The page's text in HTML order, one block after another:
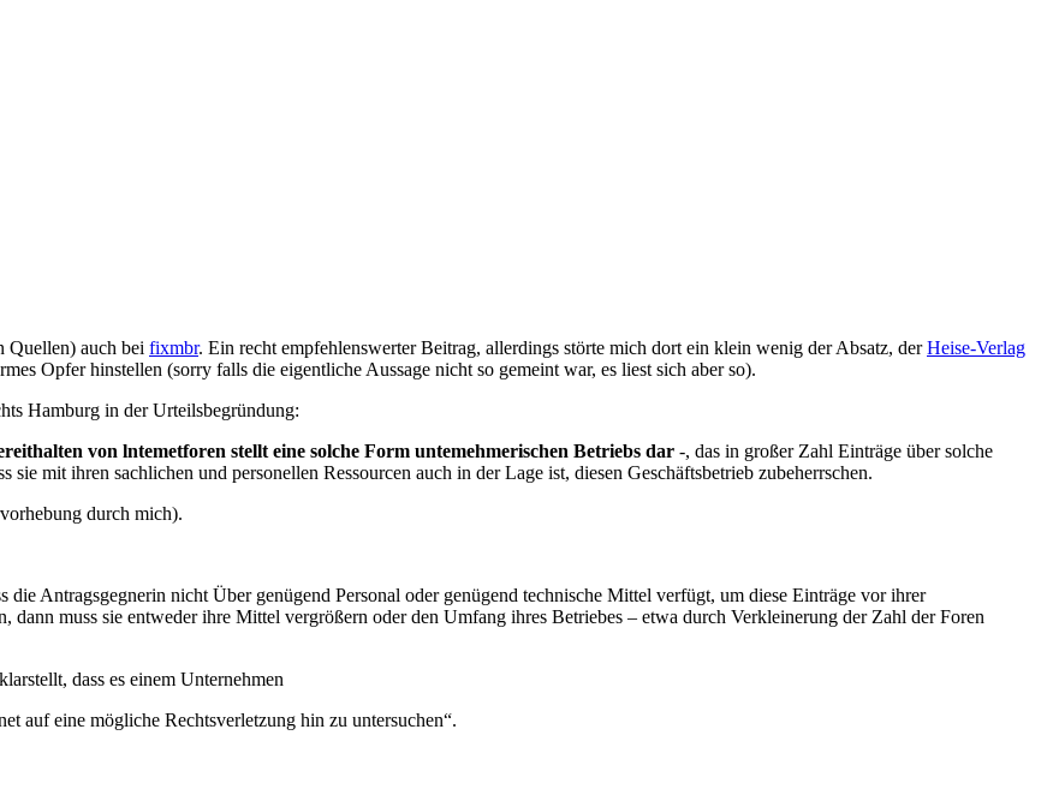
Quellen) auch bei fixmbr. Ein recht empfehlenswerter Beitrag, allerdings störte mich dort ein klein wenig der Absatz, derHeise-Verlag
Opfer hinstellen (sorry falls die eigentliche Aussage nicht so gemeint war, es liest sich aber so).
Hamburg in der Urteilsbegründung:
von lntemetforen stellt eine solche Form untemehmerischen Betriebs dar -, das in großer Zahl Einträge über solche
sie mit ihren sachlichen und personellen Ressourcen auch in der Lage ist, diesen Geschäftsbetrieb zubeherrschen.
durch mich).
Antragsgegnerin nicht Über genügend Personal oder genügend technische Mittel verfügt, um diese Einträge vor ihrer
dann muss sie entweder ihre Mittel vergrößern oder den Umfang ihres Betriebes – etwa durch Verkleinerung der Zahl der Foren
dass es einem Unternehmen
auf eine mögliche Rechtsverletzung hin zu untersuchen“.